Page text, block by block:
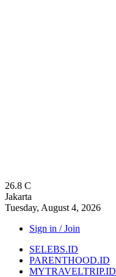
26.8 C
Jakarta
Tuesday, August 4, 2026
Sign in / Join
SELEBS.ID
PARENTHOOD.ID
MYTRAVELTRIP.ID